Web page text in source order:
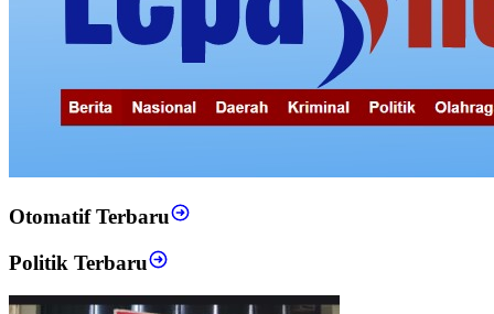
Otomatif Terbaru
Politik Terbaru